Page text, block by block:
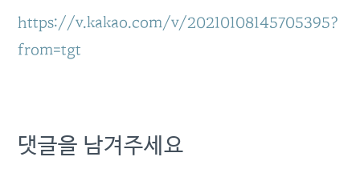
https://v.kakao.com/v/20210108145705395?
from=tgt
댓글을 남겨주세요